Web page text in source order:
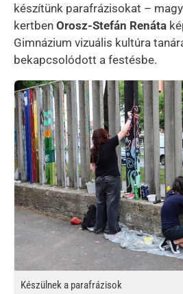
készítünk parafrázisokat –
kertben Orosz-Stefán Renáta
Gimnázium vizuális kultúra
bekapcsolódott a festésbe.
Kép
Készülnek a parafrázisok